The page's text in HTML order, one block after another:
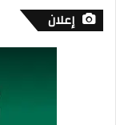
إعلان